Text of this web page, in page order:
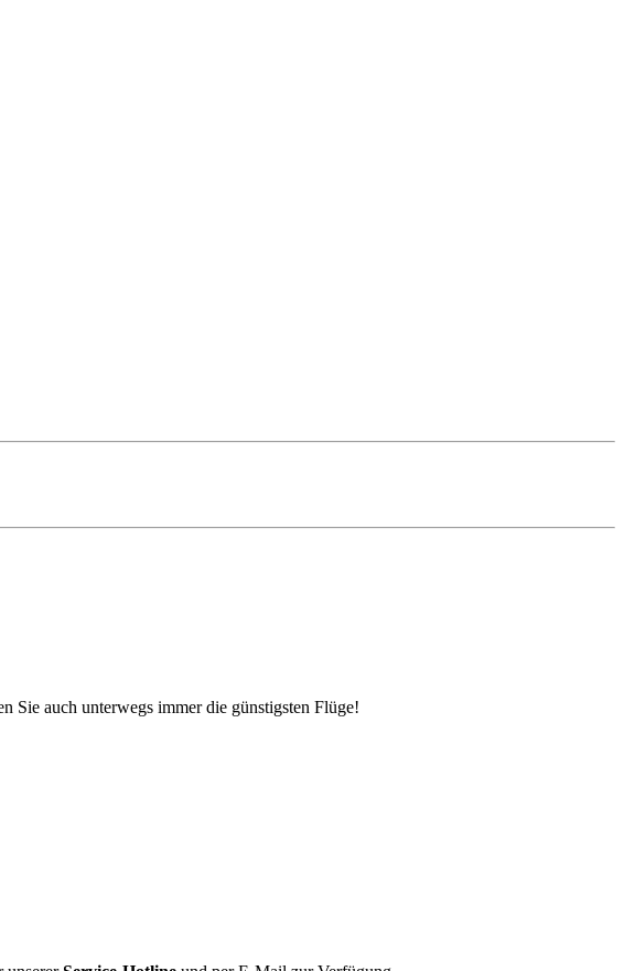
Sie auch unterwegs immer die günstigsten Flüge!